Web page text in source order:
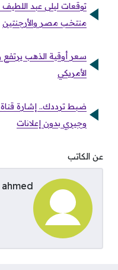
توقعات ليلى عبد
منتخب مصر والأرجنتين
سعر أوقية الذهب
الأمريكي
ضبط ترددك.. إشارة قناة
وجيري بدون إعلانات
عن الكاتب
ahmed